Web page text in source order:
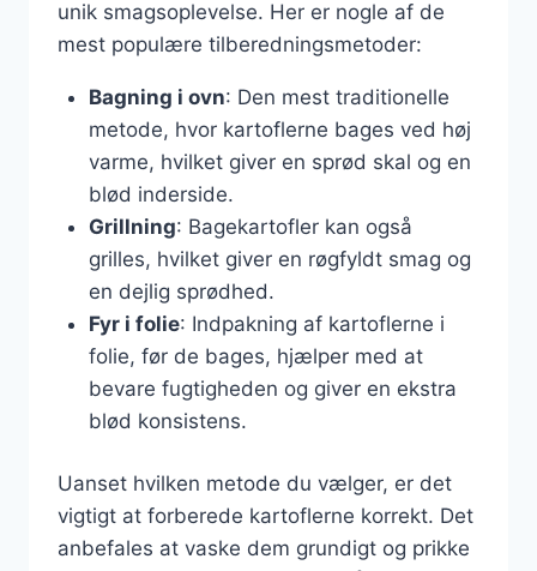
unik smagsoplevelse. Her er nogle af de
mest populære tilberedningsmetoder:
Bagning i ovn: Den mest traditionelle
metode, hvor kartoflerne bages ved høj
varme, hvilket giver en sprød skal og en
blød inderside.
Grillning: Bagekartofler kan også
grilles, hvilket giver en røgfyldt smag og
en dejlig sprødhed.
Fyr i folie: Indpakning af kartoflerne i
folie, før de bages, hjælper med at
bevare fugtigheden og giver en ekstra
blød konsistens.
Uanset hvilken metode du vælger, er det
vigtigt at forberede kartoflerne korrekt. Det
anbefales at vaske dem grundigt og prikke